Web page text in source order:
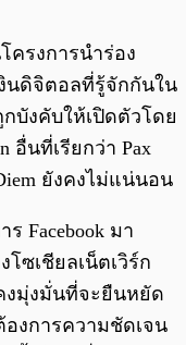
ครงการนำร่อง
งินดิจิตอลที่รู้จักกันใน
บังคับให้เปิดตัวโดย
อื่นที่เรียกว่า Pax
ยังคงไม่แน่นอน
Facebook มา
ซเชียลเน็ตเวิร์ก
งมุ่งมั่นที่จะยืนหยัด
งการความชัดเจน